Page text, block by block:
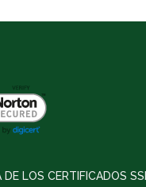
DE LOS CERTIFICADOS